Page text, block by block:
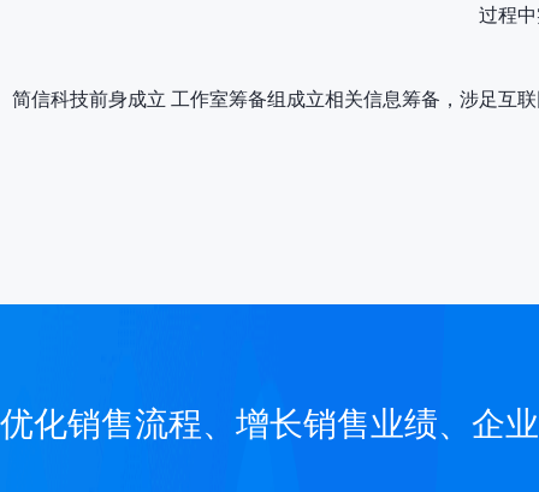
过程
简信科技前身成立 工作室筹备组成立相关信息筹备，涉足互
优化销售流程、增长销售业绩、企业